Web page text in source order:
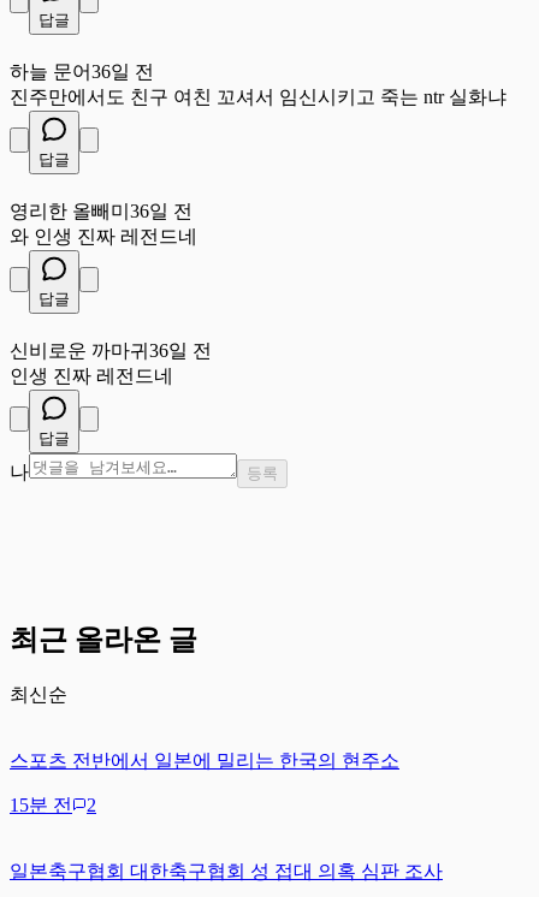
답글
하늘 문어36일 전
진주만에서도 친구 여친 꼬셔서 임신시키고 죽는 ntr 실화냐
답글
영리한 올빼미 36일 전
와 인생 진짜 레전드네
답글
신비로운 까마귀 36일 전
인생 진짜 레전드네
답글
나 등록
최근 올라온 글
최신순
스포츠 전반에서 일본에 밀리는 한국의 현주소
15분 전 2
일본축구협회 대한축구협회 성 접대 의혹 심판 조사